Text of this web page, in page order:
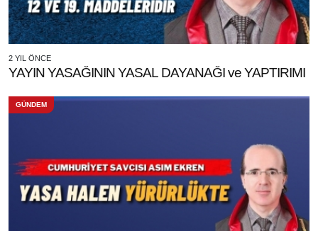
2 YIL ÖNCE
YAYIN YASAĞININ YASAL DAYANAĞI ve YAPTIRIMI
GÜNDEM